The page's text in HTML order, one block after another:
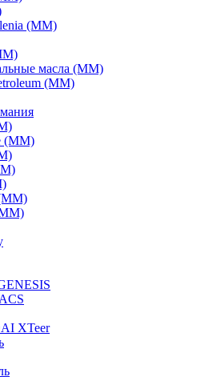
(ММ)
масла (ММ)
(ММ)
(ММ)
(ММ)
XTeer